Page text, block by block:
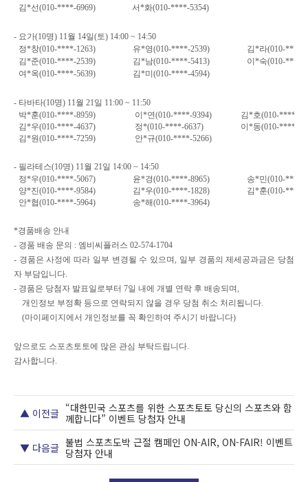
김*선(010-****-6969) 서*화(010-****-5354)
- 요가(10명) 11월 14일(토) 14:00 ~ 14:50
정*창(010-****-1263) 유*영(010-****-2539) 김*라(010-****-
김*준(010-****-2539) 김*남(010-****-5413) 이 *숙(010-****-
여*옥(010-****-5639) 김*미 (010-****-4594)
- 타바타(10명) 11월 21일 11:00 ~ 11:50
박*훈(010-****-8959) 이 *연(010-****-9394) 김*호(010-****-
김*우(010-****-4637) 정*(010-****-6637) 이 *동(010-****-
김*원(010-****-7259) 안*규(010-****-5266)
- 필라테스(10명) 11월 21일 14:00 ~ 14:50
정*우(010-****-5067) 윤*경(010-****-8965) 송*민(010-****-
양*진(010-****-9584) 김*우(010-****-1828) 김*훈(010-****-
안*협(010-****-5964) 송*해(010-****-3964)
*경품배송 안내
- 경품 배송 문의 : 엠비씨플러스 02-574-1704
- 경품은 사정에 따라 일부 변경될 수 있으며, 일부 경품의 제세공과금은 당첨
자 부담입니다.
- 경품은 당첨자 발표일로부터 7일 내에 개별 연락 후 배송되며,
개인정보 부정확 등으로 연락되지 않을 경우 당첨 취소 처리됩니다.
(마이페이지에서 개인정보를 꼭 확인하여 주시기 바랍니다)
앞으로도 스포츠토토에 많은 관심 부탁드립니다.
감사합니다.
▲ 이전글 “대한민국 스포츠를 위한 스포츠토토 당신의 스포츠와 함
께합니다” 이벤트 당첨자 안내
▼ 다음글 불법 스포츠도박 근절 캠페인 ON-AIR, ON-FAIR! 이벤트
당첨자 안내